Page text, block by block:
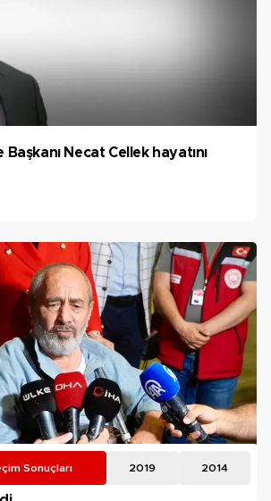
Necat Cellek hayatını
Sonuçları 2019 2014